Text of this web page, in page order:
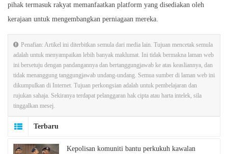
pihak termasuk rakyat memanfaatkan platform yang disediakan oleh
kerajaan untuk mengembangkan perniagaan mereka.
Penafian: Artikel ini diterbitkan semula dari media lain. Tujuan mencetak semula
adalah untuk menyampaikan lebih banyak maklumat. Ini tidak bermakna laman web
ini bersetuju dengan pandangannya dan bertanggungjawab ke atas keasliannya, dan
tidak menanggung tanggungjawab undang-undang. Semua sumber di laman web ini
dikumpulkan di Internet. Tujuan perkongsian adalah untuk pembelajaran dan
rujukan sahaja. Sekiranya terdapat pelanggaran hak cipta atau harta intelek, sila
tinggalkan mesej.
Terbaru
Kepolisan komuniti bantu perkukuh kawalan